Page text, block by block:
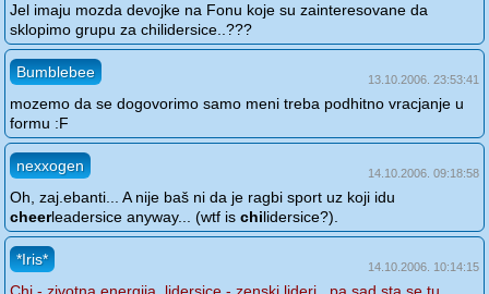
Jel imaju mozda devojke na Fonu koje su zainteresovane da
sklopimo grupu za chilidersice..???
Bumblebee 13.10.2006. 23:53:41
mozemo da se dogovorimo samo meni treba podhitno vracjanje u
formu :F
nexxogen 14.10.2006. 09:18:58
Oh, zaj.ebanti... A nije baš ni da je ragbi sport uz koji idu
cheerleadersice anyway... (wtf is chilidersice?).
*Iris* 14.10.2006. 10:14:15